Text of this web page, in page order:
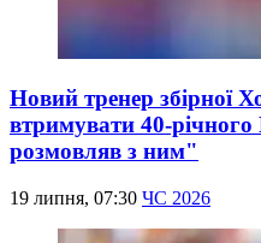
Новий тренер збірної
втримувати 40-
розмовляв з ним"
19 липня, 07:30 ЧС 2026